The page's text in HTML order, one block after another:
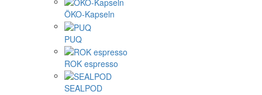
ÖKO-Kapseln
PUQ
ROK espresso
SEALPOD